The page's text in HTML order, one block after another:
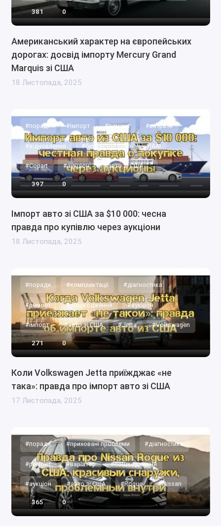
381 0
Американський характер на європейських
дорогах: досвід імпорту Mercury Grand
Marquis зі США
18 Листопада, 2025
#поради #імпорт #ремонт #витрати
#відновлення #бюджетне авто #IAAI
#Copart #аукціон #авто зі США
397 0
Імпорт авто зі США за $10 000: чесна
правда про купівлю через аукціони
18 Листопада, 2025
#поради #комплектації #діагностика
#ремонт #пошкодження #аукціон
#імпорт #авто зі США #Jetta #Volkswagen
271 0
Коли Volkswagen Jetta приїжджає «не
така»: правда про імпорт авто зі США
17 Листопада, 2025
#поради #приховані проблеми #діагностика
#ремонт #варіатор #пошкодження
#аукціон #авто зі США #Rogue #Nissan
365 0